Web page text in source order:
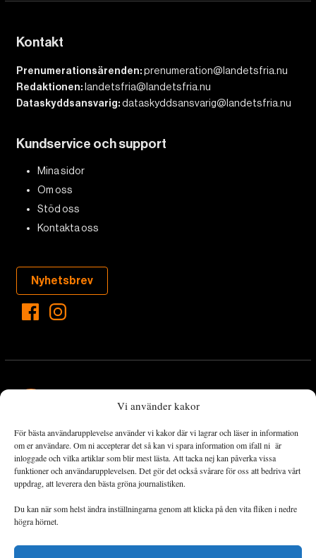
Vi använder kakor
För bästa användarupplevelse använder vi kakor där vi lagrar och läser in information
om er användare. Om ni accepterar det så kan vi spara information om ifall ni är
inloggade och vilka artiklar som blir mest lästa. Att tacka nej kan påverka vissa
funktioner och användarupplevelsen. Det gör det också svårare för oss att bedriva vårt
uppdrag, att leverera den bästa gröna journalistiken.
Du kan när som helst ändra inställningarna genom att klicka på den vita fliken i nedre
högra hörnet.
Kontakt
Prenumerationsärenden:prenumeration@landetsfria.nu
Redaktionen: landetsfria@landetsfria.nu
Dataskyddsansvarig:dataskyddsansvarig@landetsfria.nu
Kundservice och support
Mina sidor
Om oss
Stöd oss
Kontakta oss
Nyhetsbrev
Landets Fria Tidning är en nyhetstidning med bred bevakning av
det viktigaste som händer lokalt och globalt och med fokus på
omställningsrörelsen. En omställning till ett hållbart samhälle går
både via starka och lika rättigheter för alla människor, minskade
ekonomiska och sociala klyftor, samt utrymme för allt levande att
utvecklas och frodas.